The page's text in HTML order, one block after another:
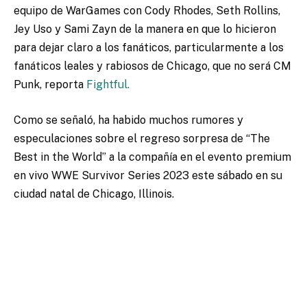
equipo de WarGames con Cody Rhodes, Seth Rollins,
Jey Uso y Sami Zayn de la manera en que lo hicieron
para dejar claro a los fanáticos, particularmente a los
fanáticos leales y rabiosos de Chicago, que no será CM
Punk, reporta Fightful.
Como se señaló, ha habido muchos rumores y
especulaciones sobre el regreso sorpresa de “The
Best in the World” a la compañía en el evento premium
en vivo WWE Survivor Series 2023 este sábado en su
ciudad natal de Chicago, Illinois.